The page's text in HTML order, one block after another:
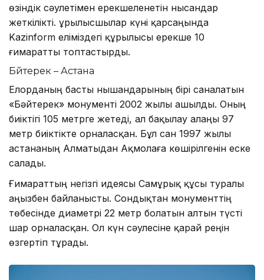
өзіндік сәулетімен ерекшеленетін нысандар
жеткілікті. Құрылысшылар күні қарсаңында
Kazinform еліміздегі құрылысы ерекше 10
ғимаратты топтастырды.
Бәйтерек – Астана
Елорданың басты нышандарының бірі саналатын
«Бәйтерек» монументі 2002 жылы ашылды. Оның
биіктігі 105 метрге жетеді, ал бақылау алаңы 97
метр биіктікте орналасқан. Бұл сан 1997 жылы
астананың Алматыдан Ақмолаға көшірілгенін еске
салады.
Ғимараттың негізгі идеясы Самұрық құсы туралы
аңызбен байланысты. Сондықтан монументтің
төбесінде диаметрі 22 метр болатын алтын түсті
шар орналасқан. Ол күн сәулесіне қарай реңін
өзгертіп тұрады.